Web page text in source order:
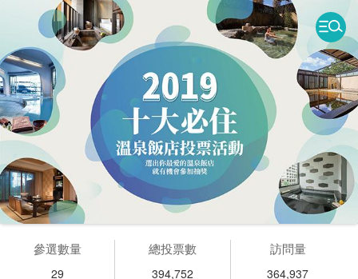
參選數量
29
總投票數
394,752
訪問量
364,937